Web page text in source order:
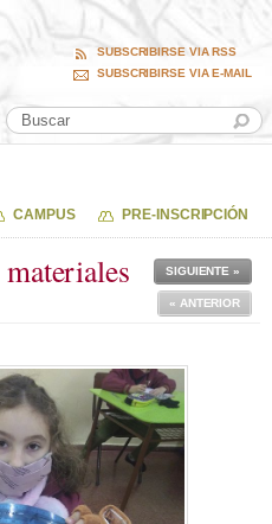
SUBSCRIBIRSE VIA RSS
SUBSCRIBIRSE VIA E-MAIL
CAMPUS PRE-INSCRIPCIÓN
SIGUIENTE »
« ANTERIOR